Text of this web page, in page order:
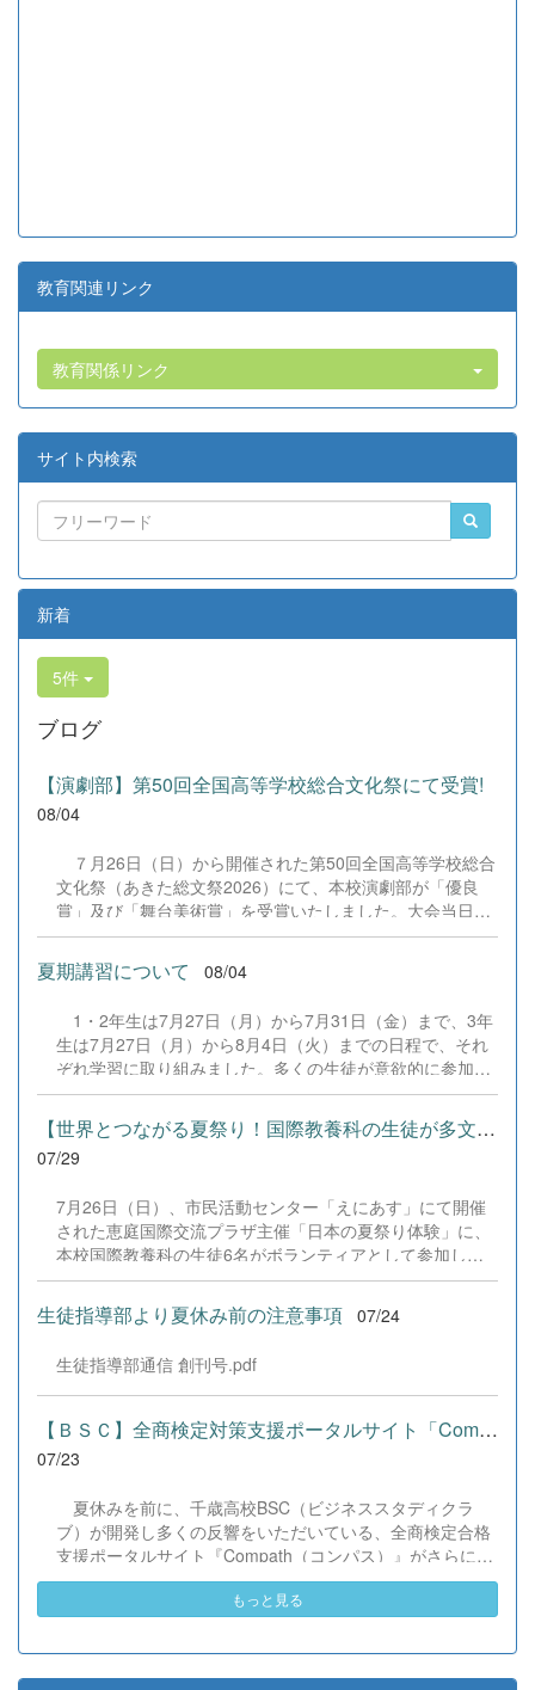
教育関連リンク
教育関係リンク
サイト内検索
新着
5件
ブログ
【演劇部】第50回全国高等学校総合文化祭にて受賞!
08/04
７月26日（日）から開催された第50回全国高等学校総合
文化祭（あきた総文祭2026）にて、本校演劇部が「優良
賞」及び「舞台美術賞」を受賞いたしました。大会当日
は、本校の部員たちもこれまで積み重ねてきた練習の成果
を存分に発揮し、堂々と舞台に立ちました。緊張感のある
全国の舞台において、一人一人が役割を果たし、心を込め
の全国大会出場にあたり、多大なるご支援・ご協力をいた
だきました企業の皆様、ならびに心温まるご寄付や温かい
ご声援を寄せてくださった地域の皆様方に、心より感謝申
し上げます。皆様からの温かいご支援が部員たちの大きな
励みとなり、全国の舞台で最高のパフォーマンスと演技を
届けることができました。今回の経験を糧に、さらに表現
本校演劇部への変わらぬご声援をよろしくお願いいたしま
す。 &nbsp;
夏期講習について 08/04
1・2年生は7月27日（月）から7月31日（金）まで、3年
生は7月27日（月）から8月4日（火）までの日程で、それ
ぞれ学習に取り組みました。多くの生徒が意欲的に参加
し、これまでの学習内容の復習や発展的な内容、受験に向
けた学習などに真剣に取り組む姿が見られました。夏期講
習で身に付けた学習習慣や知識を、今後の学校生活や学習
に生かし、一人一人がさらなる成長につなげてくれること
【世界とつながる夏祭り！国際教養科の生徒が多文化共生ボランテ...
07/29
7月26日（日）、市民活動センター「えにあす」にて開催
された恵庭国際交流プラザ主催「日本の夏祭り体験」に、
本校国際教養科の生徒6名がボランティアとして参加しま
した！ 会場にはウクライナ、ネパール、アフガニスタンな
ど多国籍な参加者が集まり、ヨーヨー釣りや綿あめ、盆踊
りなどを満喫。浴衣姿でイベントを彩った1年生や、経験
葉や国境を超えて笑顔で交流を深めました。 主催者の方か
らは、「国籍や年齢を問わず笑顔で寄り添い、自分で考え
て動く姿が素晴らしい。異文化理解のマインドが自然と身
についている」と、賞賛の声をいただきました！ 教室の中
だけでなく、地域や世界という広いフィールドで本領を発
姿に、誇らしさでいっぱいです。 教養科生、どんどん外へ
飛び出そう！ その温かい心と行動力を磨き、世界を笑顔に
する魅力的な人材へ成長していく皆さんを応援していま
す！
生徒指導部より夏休み前の注意事項 07/24
生徒指導部通信 創刊号.pdf
【ＢＳＣ】全商検定対策支援ポータルサイト「Compath（コンパス）...
07/23
夏休みを前に、千歳高校BSC（ビジネススタディクラ
ブ）が開発し多くの反響をいただいている、全商検定合格
支援ポータルサイト『Compath（コンパス）』がさらにバ
ージョンアップいたしました。 今回もユーザーの皆様か
らいただいたアンケートのご意見をもとに、BSC部員のプ
の実装までを行いました。今回のアップデートでは、ビジ
ネス計算・簿記・ビジネス文書・情報処理・商業経済・財
もっと見る